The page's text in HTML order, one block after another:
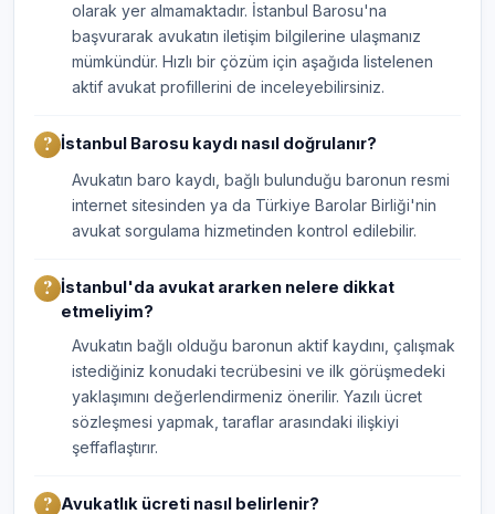
olarak yer almamaktadır. İstanbul Barosu'na
başvurarak avukatın iletişim bilgilerine ulaşmanız
mümkündür. Hızlı bir çözüm için aşağıda listelenen
aktif avukat profillerini de inceleyebilirsiniz.
İstanbul Barosu kaydı nasıl doğrulanır?
Avukatın baro kaydı, bağlı bulunduğu baronun resmi
internet sitesinden ya da Türkiye Barolar Birliği'nin
avukat sorgulama hizmetinden kontrol edilebilir.
İstanbul'da avukat ararken nelere dikkat
etmeliyim?
Avukatın bağlı olduğu baronun aktif kaydını, çalışmak
istediğiniz konudaki tecrübesini ve ilk görüşmedeki
yaklaşımını değerlendirmeniz önerilir. Yazılı ücret
sözleşmesi yapmak, taraflar arasındaki ilişkiyi
şeffaflaştırır.
Avukatlık ücreti nasıl belirlenir?